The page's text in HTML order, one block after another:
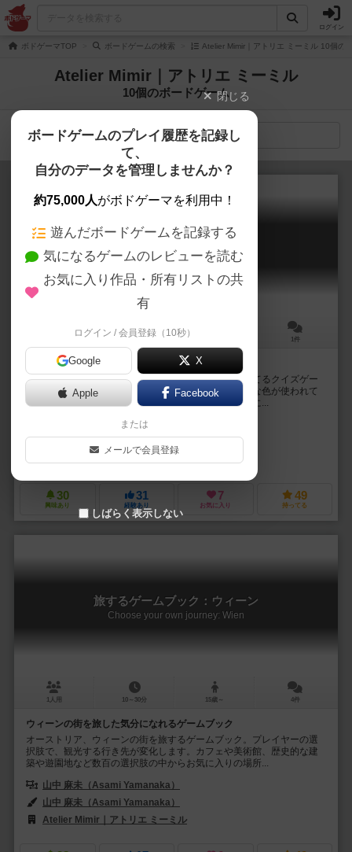
ログイン
ボドゲーマTOP ボードゲームの検索 Atelier Mimir｜アトリエ ミーミル 10個の
Atelier Mimir｜アトリエ ミーミル
10個のボードゲーム
検索メニュー
カラーズオークション
COLORS AUCTION
15分前後 1件
絵画の色彩クイズゲーム
カラーズオークションは、絵画に使われている色を当てるクイズゲー
ムです。プレイヤーは限られた時間内に、絵画にどんな色が使われて
いるのかを見抜くことを目指します。カラーパレットに...
山中 麻未（Asami Yamanaka）
30
興味あり
31
経験あり
7
お気に入り
49
持ってる
旅するゲームブック：ウィーン
Choose your own journey: Wien
1人用 10～30分 15歳～ 4件
ウィーンの街を旅した気分になれるゲームブック
オーストリア、ウィーンの街を旅するゲームブック。プレイヤーの選
択肢で、観光する行き先が変化します。カフェや美術館、歴史的な建
築や遊園地など数百の選択肢の中からお気に入りの場所...
山中 麻未（Asami Yamanaka）
山中 麻未（Asami Yamanaka）
Atelier Mimir｜アトリエ ミーミル
閉じる
ボードゲームのプレイ履歴を記録し
て、
自分のデータを管理しませんか？
約75,000人がボドゲーマを利用中！
遊んだボードゲームを記録する
気になるゲームのレビューを読む
お気に入り作品・所有リストの共
有
ログイン / 会員登録（10秒）
Google X
Apple Facebook
または
メールで会員登録
しばらく表示しない